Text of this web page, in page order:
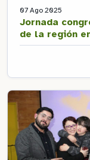
07 Ago 2025
Jornada
de la región